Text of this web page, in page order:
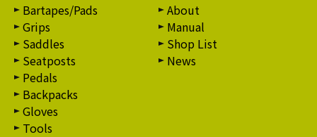
Bartapes/Pads
Grips
Saddles
Seatposts
Pedals
Backpacks
Gloves
Tools
About
Manual
Shop List
News